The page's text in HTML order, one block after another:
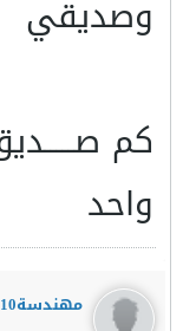
واحد
مهندسة2010
12-23-2010, 02:03 PM